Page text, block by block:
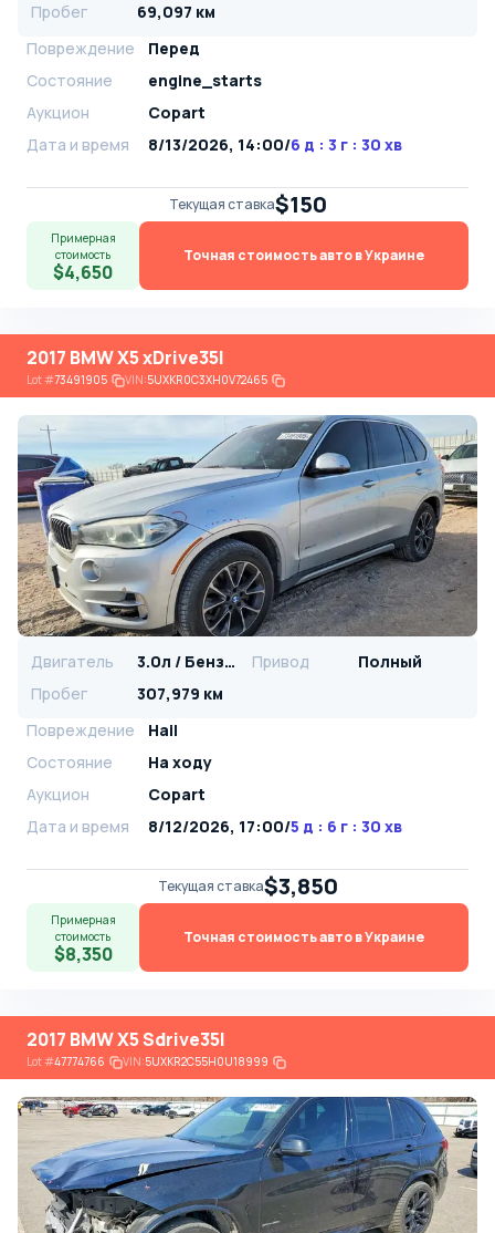
Пробег
69,097 км
Повреждение
Перед
Состояние
engine_starts
Аукцион
Copart
Дата и время
8/13/2026, 14:00/6 д : 3 г : 30 хв
Текущая ставка$150
Примерная
стоимость
$4,650
Точная стоимость авто в Украине
2017 BMW X5 xDrive35I
Lot#73491905 VIN:5UXKR0C3XH0V72465
Двигатель 3.0л / Бензин Привод
Полный
Пробег
307,979 км
Повреждение
Hail
Состояние
На ходу
Аукцион
Copart
Дата и время
8/12/2026, 17:00/5 д : 6 г : 30 хв
Текущая ставка$3,850
Примерная
стоимость
$8,350
Точная стоимость авто в Украине
2017 BMW X5 Sdrive35I
Lot#47774766 VIN:5UXKR2C55H0U18999